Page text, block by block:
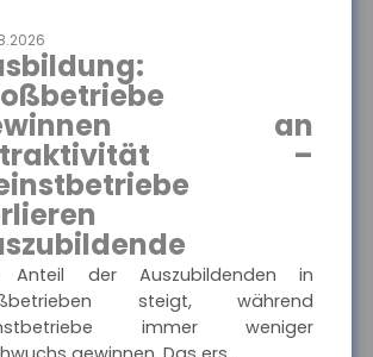
an
–
Anteil der Auszubildenden in
steigt, während
immer weniger
Münchener Verein
- Pflegetagegeld
Münchener Verein -
Pflegetagegeld
finden Sie alle wichtigen
Informationen und
Druckstücke zur
des Münchener Vereins.